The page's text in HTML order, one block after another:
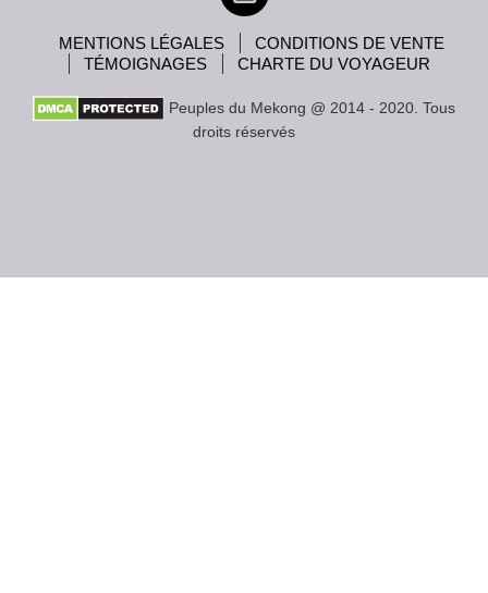
MENTIONS LÉGALES
CONDITIONS DE VENTE
TÉMOIGNAGES
CHARTE DU VOYAGEUR
Peuples du Mekong @ 2014 - 2020. Tous
droits réservés